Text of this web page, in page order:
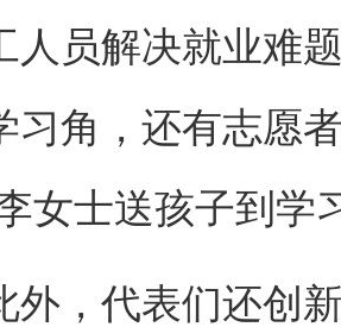
人员解决就业难
习角，还有志愿
女士送孩子到
代表们还创新